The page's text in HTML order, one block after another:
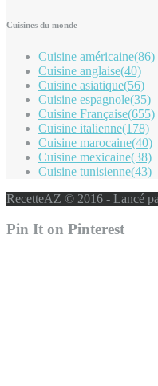
Cuisines du monde
Cuisine américaine(86)
Cuisine anglaise(40)
Cuisine asiatique(56)
Cuisine espagnole(35)
Cuisine Française(655)
Cuisine italienne(178)
Cuisine marocaine(40)
Cuisine mexicaine(38)
Cuisine tunisienne(43)
RecetteAZ © 2016 - Lancé
Pin It on Pinterest